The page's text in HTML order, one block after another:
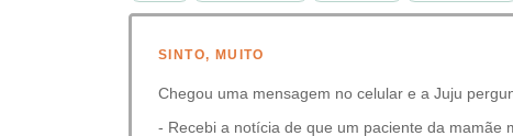
SINTO, MUITO
Chegou uma mensagem no celular e a Juju
- Recebi a notícia de que um paciente da mamãe